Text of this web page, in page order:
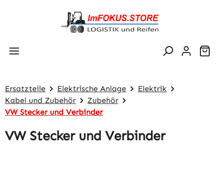
Zum Hauptinhalt springen
Ersatzteile Elektrische Anlage
Elektrik
Kabel und Zubehör
Zubehör
VW Stecker und Verbinder
VW Stecker und Verbinder